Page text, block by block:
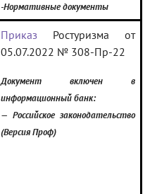
-Нормативные документы
Приказ Ростуризма от
05.07.2022 № 308-Пр-22
Документ включен в
информационный банк:
— Российское законодательство
(Версия Проф)